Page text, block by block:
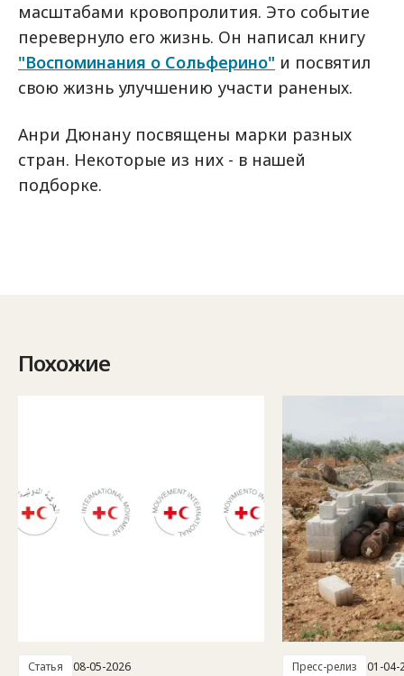
масштабами кровопролития. Это событие
перевернуло его жизнь. Он написал книгу
"Воспоминания о Сольферино" и посвятил
свою жизнь улучшению участи раненых.
Анри Дюнану посвящены марки разных
стран. Некоторые из них - в нашей
подборке.
Похожие
Статья 08-05-2026 Пресс-релиз 01-04-